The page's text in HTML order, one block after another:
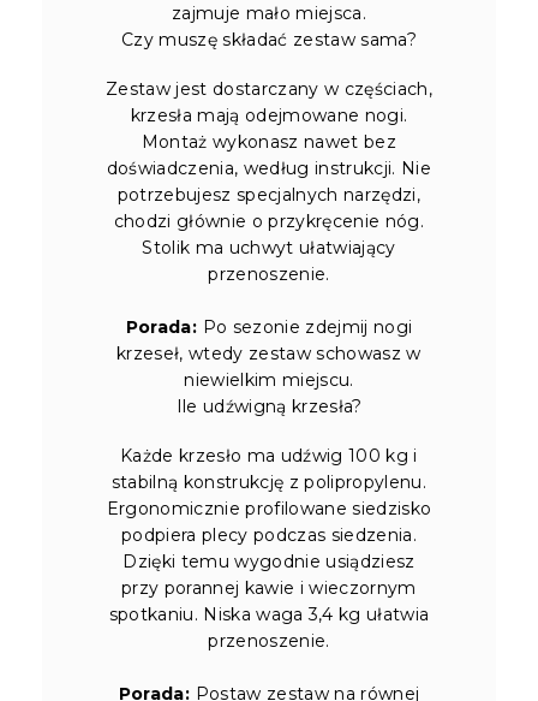
zajmuje mało miejsca.
Czy muszę składać zestaw sama?
Zestaw jest dostarczany w częściach,
krzesła mają odejmowane nogi.
Montaż wykonasz nawet bez
doświadczenia, według instrukcji. Nie
potrzebujesz specjalnych narzędzi,
chodzi głównie o przykręcenie nóg.
Stolik ma uchwyt ułatwiający
przenoszenie.
Porada: Po sezonie zdejmij nogi
krzeseł, wtedy zestaw schowasz w
niewielkim miejscu.
Ile udźwigną krzesła?
Każde krzesło ma udźwig 100 kg i
stabilną konstrukcję z polipropylenu.
Ergonomicznie profilowane siedzisko
podpiera plecy podczas siedzenia.
Dzięki temu wygodnie usiądziesz
przy porannej kawie i wieczornym
spotkaniu. Niska waga 3,4 kg ułatwia
przenoszenie.
Porada: Postaw zestaw na równej